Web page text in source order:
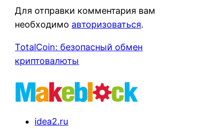
Для отправки комментария вам
необходимо авторизоваться.
TotalCoin: безопасный обмен
криптовалюты
idea2.ru